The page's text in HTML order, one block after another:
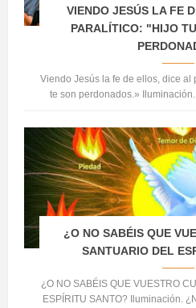
VIENDO JESÚS LA FE
PARALÍTICO: "HIJO
Viendo Jesús la fe de ellos, dice al
te son perdonados.»
¿O NO SABÉIS QUE
SANTUARIO DEL
¿O NO SABÉIS QUE VUESTRO
ESPÍRITU SANTO? Iluminación.